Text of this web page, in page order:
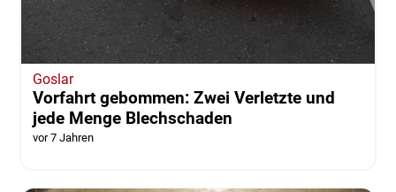
Goslar
Vorfahrt gebommen: Zwei Verletzte und
jede Menge Blechschaden
vor 7 Jahren